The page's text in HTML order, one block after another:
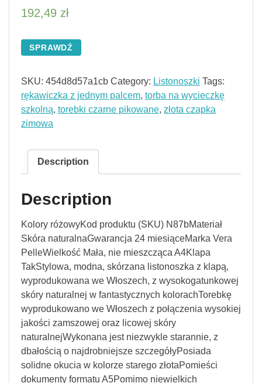
192,49 zł
SPRAWDŹ
SKU: 454d8d57a1cb Category: Listonoszki Tags:
rękawiczka z jednym palcem, torba na wycieczkę
szkolną, torebki czarne pikowane, złota czapka
zimowa
Description
Description
Kolory różowyKod produktu (SKU) N87bMateriał
Skóra naturalnaGwarancja 24 miesiąceMarka Vera
PelleWielkość Mała, nie mieszcząca A4Klapa
TakStylowa, modna, skórzana listonoszka z klapą,
wyprodukowana we Włoszech, z wysokogatunkowej
skóry naturalnej w fantastycznych kolorachTorebkę
wyprodukowano we Włoszech z połączenia wysokiej
jakości zamszowej oraz licowej skóry
naturalnejWykonana jest niezwykle starannie, z
dbałością o najdrobniejsze szczegółyPosiada
solidne okucia w kolorze starego złotaPomieści
dokumenty formatu A5Pomimo niewielkich